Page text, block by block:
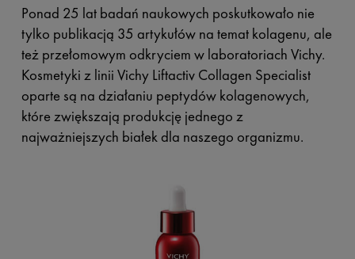
Ponad 25 lat badań naukowych poskutkowało nie
tylko publikacją 35 artykułów na temat kolagenu, ale
też przełomowym odkryciem w laboratoriach Vichy.
Kosmetyki z linii Vichy Liftactiv Collagen Specialist
oparte są na działaniu peptydów kolagenowych,
które zwiększają produkcję jednego z
najważniejszych białek dla naszego organizmu.